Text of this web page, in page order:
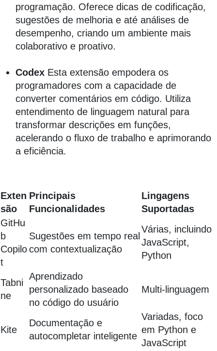
programação. Oferece dicas de codificação,
sugestões de melhoria e até análises de
desempenho, criando um ambiente mais
colaborativo e proativo.
Codex Esta extensão empodera os
programadores com a capacidade de
converter comentários em código. Utiliza
entendimento de linguagem natural para
transformar descrições em funções,
acelerando o fluxo de trabalho e aprimorando
a eficiência.
Exten
são
Principais
Funcionalidades
Lingagens
Suportadas
GitHu
b
Copilo
t
Sugestões em tempo real
com contextualização
Várias, incluindo
JavaScript,
Python
Tabni
ne
Aprendizado
personalizado baseado
no código do usuário
Multi-linguagem
Kite
Documentação e
autocompletar inteligente
Variadas, foco
em Python e
JavaScript